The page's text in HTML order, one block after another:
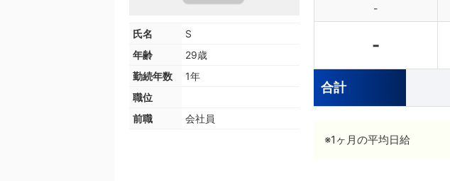
氏名
S
年齢
29歳
勤続年数
1年
職位
前職
会社員
-
-
合計
※1ヶ月の平均日給